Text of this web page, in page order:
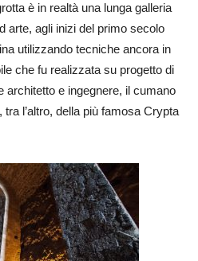
è in realtà una lunga galleria
arte, agli inizi del primo secolo
utilizzando tecniche ancora in
che fu realizzata su progetto di
architetto e ingegnere, il cumano
l’altro, della più famosa Crypta